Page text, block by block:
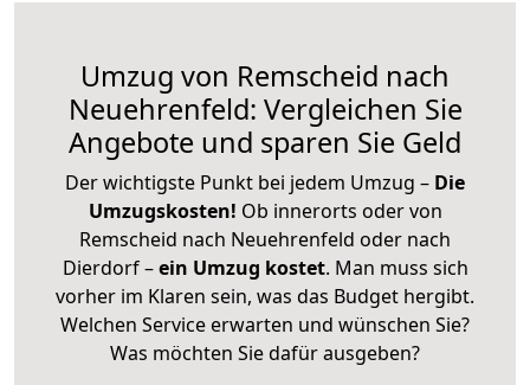
Umzug von Remscheid nach
Neuehrenfeld: Vergleichen Sie
Angebote und sparen Sie Geld
Der wichtigste Punkt bei jedem Umzug – Die
Umzugskosten! Ob innerorts oder von
Remscheid nach Neuehrenfeld oder nach
Dierdorf –ein Umzug kostet. Man muss sich
vorher im Klaren sein, was das Budget hergibt.
Welchen Service erwarten und wünschen Sie?
Was möchten Sie dafür ausgeben?